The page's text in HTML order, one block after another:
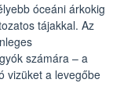
óceáni árkokig
tájakkal. Az
számára – a
vizüket a levegőbe